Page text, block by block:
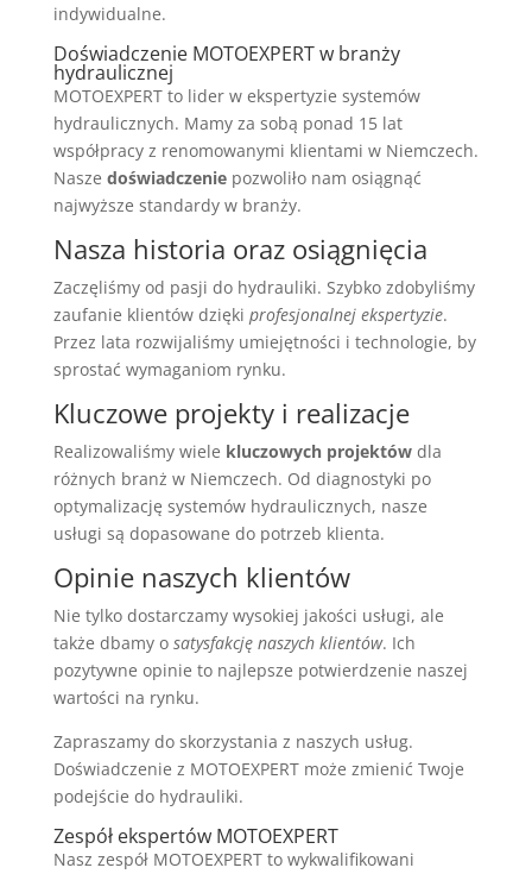
indywidualne.
Doświadczenie MOTOEXPERT w branży
hydraulicznej
MOTOEXPERT to lider w ekspertyzie systemów
hydraulicznych. Mamy za sobą ponad 15 lat
współpracy z renomowanymi klientami w Niemczech.
Nasze doświadczeniepozwoliło nam osiągnąć
najwyższe standardy w branży.
Nasza historia oraz osiągnięcia
Zaczęliśmy od pasji do hydrauliki. Szybko zdobyliśmy
zaufanie klientów dzięki profesjonalnej ekspertyzie.
Przez lata rozwijaliśmy umiejętności i technologie, by
sprostać wymaganiom rynku.
Kluczowe projekty i realizacje
Realizowaliśmy wiele kluczowych projektówdla
różnych branż w Niemczech. Od diagnostyki po
optymalizację systemów hydraulicznych, nasze
usługi są dopasowane do potrzeb klienta.
Opinie naszych klientów
Nie tylko dostarczamy wysokiej jakości usługi, ale
także dbamy o satysfakcję naszych klientów. Ich
pozytywne opinie to najlepsze potwierdzenie naszej
wartości na rynku.
Zapraszamy do skorzystania z naszych usług.
Doświadczenie z MOTOEXPERT może zmienić Twoje
podejście do hydrauliki.
Zespół ekspertów MOTOEXPERT
Nasz zespół MOTOEXPERT to wykwalifikowani